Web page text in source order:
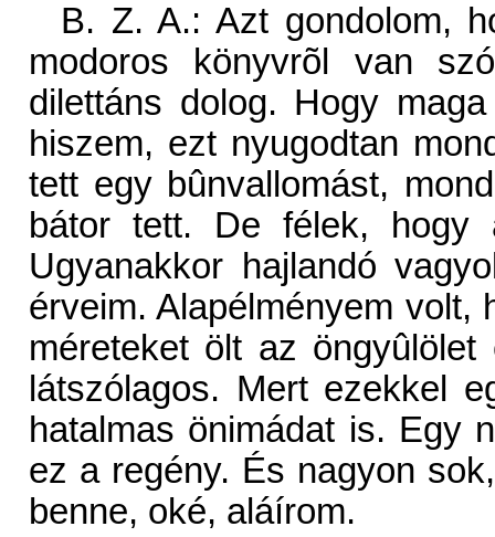
B. Z. A.: Azt gondolom,
modoros könyvrõl van
dilettáns dolog. Hogy
hiszem, ezt nyugodtan
tett egy bûnvallomást,
bátor tett. De félek, hogy
Ugyanakkor hajlandó
érveim. Alapélményem volt,
méreteket ölt az
látszólagos. Mert ezekkel
hatalmas önimádat is. Egy
ez a regény. És nagyon
benne, oké, aláírom.